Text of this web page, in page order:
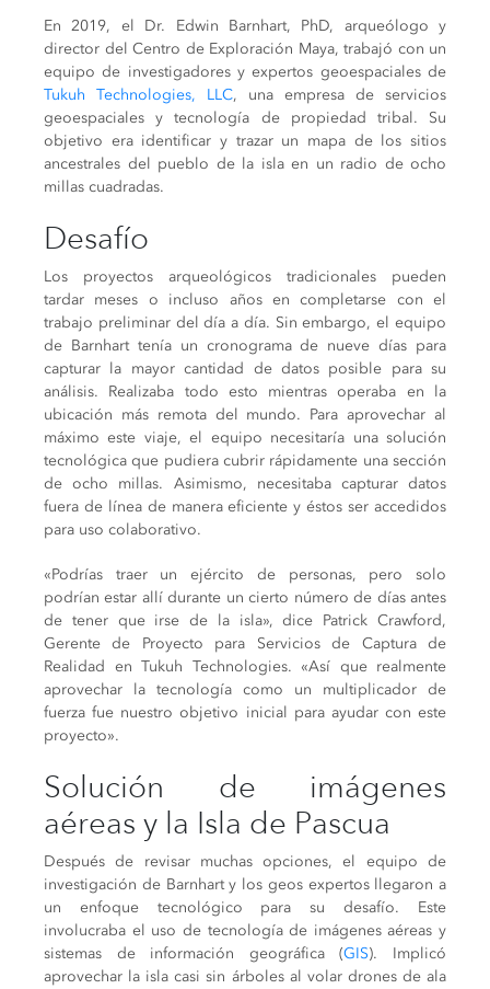
En 2019, el Dr. Edwin Barnhart, PhD, arqueólogo y
director del Centro de Exploración Maya, trabajó con un
equipo de investigadores y expertos geoespaciales de
Tukuh Technologies, LLC, una empresa de servicios
geoespaciales y tecnología de propiedad tribal. Su
objetivo era identificar y trazar un mapa de los sitios
ancestrales del pueblo de la isla en un radio de ocho
millas cuadradas.
Desafío
Los proyectos arqueológicos tradicionales pueden
tardar meses o incluso años en completarse con el
trabajo preliminar del día a día. Sin embargo, el equipo
de Barnhart tenía un cronograma de nueve días para
capturar la mayor cantidad de datos posible para su
análisis. Realizaba todo esto mientras operaba en la
ubicación más remota del mundo. Para aprovechar al
máximo este viaje, el equipo necesitaría una solución
tecnológica que pudiera cubrir rápidamente una sección
de ocho millas. Asimismo, necesitaba capturar datos
fuera de línea de manera eficiente y éstos ser accedidos
para uso colaborativo.
«Podrías traer un ejército de personas, pero solo
podrían estar allí durante un cierto número de días antes
de tener que irse de la isla», dice Patrick Crawford,
Gerente de Proyecto para Servicios de Captura de
Realidad en Tukuh Technologies. «Así que realmente
aprovechar la tecnología como un multiplicador de
fuerza fue nuestro objetivo inicial para ayudar con este
proyecto».
Solución de imágenes
aéreas y la Isla de Pascua
Después de revisar muchas opciones, el equipo de
investigación de Barnhart y los geos expertos llegaron a
un enfoque tecnológico para su desafío. Este
involucraba el uso de tecnología de imágenes aéreas y
sistemas de información geográfica (GIS). Implicó
aprovechar la isla casi sin árboles al volar drones de ala